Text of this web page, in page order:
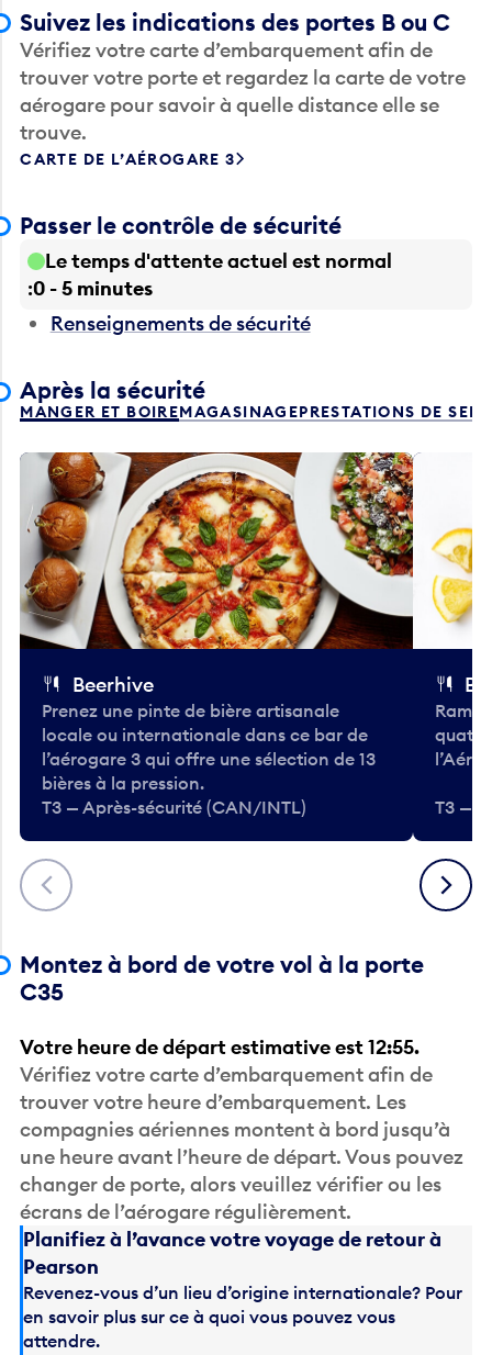
Suivez les indications des portes B ou C
Vérifiez votre carte d’embarquement afin de
trouver votre porte et regardez la carte de votre
aérogare pour savoir à quelle distance elle se
trouve.
CARTE DE L’AÉROGARE 3
Passer le contrôle de sécurité
Le temps d'attente actuel est normal
0 - 5 minutes
Renseignements de sécurité
Après la sécurité
MANGER ET BOIREMAGASINAGEPRESTATIONS DE
Précédent
Beerhive
Prenez une pinte de bière artisanale
locale ou internationale dans ce bar de
l’aérogare 3 qui offre une sélection de 13
bières à la pression.
T3 — Après-sécurité (CAN/INTL)
T3 —
Suivant
Montez à bord de votre vol à la porte
C35
Votre heure de départ estimative est 12:55.
Vérifiez votre carte d’embarquement afin de
trouver votre heure d’embarquement. Les
compagnies aériennes montent à bord jusqu’à
une heure avant l’heure de départ. Vous pouvez
changer de porte, alors veuillez vérifier ou les
écrans de l’aérogare régulièrement.
Planifiez à l’avance votre voyage de retour à
Pearson
Revenez-vous d’un lieu d’origine internationale? Pour
en savoir plus sur ce à quoi vous pouvez vous
attendre.